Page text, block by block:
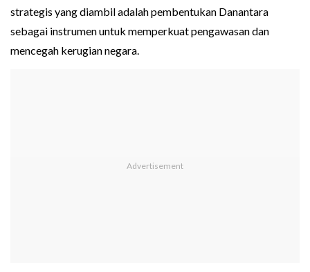
strategis yang diambil adalah pembentukan Danantara
sebagai instrumen untuk memperkuat pengawasan dan
mencegah kerugian negara.